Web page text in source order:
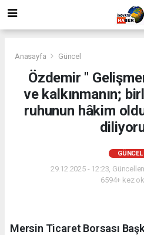
Anasayfa Güncel
Özdemir "
ve kalkınmanın;
ruhunun hâkim
GÜNCEL
29.12.2025 - 12:23,
6594+ kez
Mersin Ticaret Borsası